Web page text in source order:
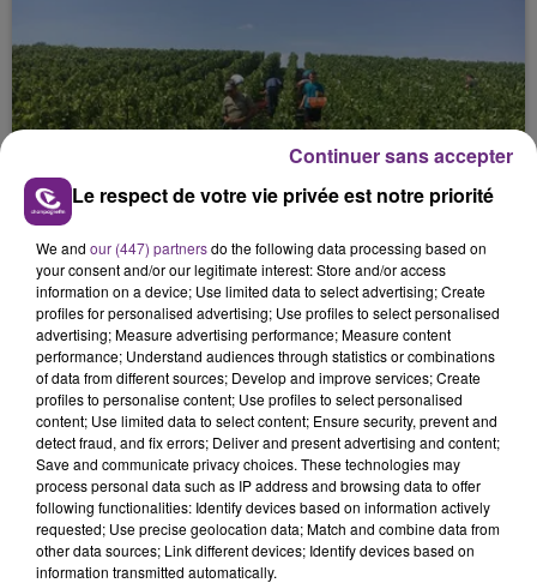
L'INSPECTION DU TRAVAIL RAPPELLE À
L'ORDRE SUR LES CONDITIONS DE...
Alors que les dates de début des vendange 2026
s'est avéré être plus précoce que prévu,
l'inspection du Travail en profite pour rappeler
les conditions de...
TITRES DIFFUSÉS
6h26
6h26 6h23
6h23
Le respect de votre vie privée est notre priorité
We and our (447) partnersdo the following data processing based on
your consent and/or our legitimate interest: Store and/or access
information on a device; Use limited data to select advertising; Create
profiles for personalised advertising; Use profiles to select personalised
advertising; Measure advertising performance; Measure content
performance; Understand audiences through statistics or combinations
of data from different sources; Develop and improve services; Create
profiles to personalise content; Use profiles to select personalised
content; Use limited data to select content; Ensure security, prevent and
detect fraud, and fix errors; Deliver and present advertising and content;
Save and communicate privacy choices. These technologies may
process personal data such as IP address and browsing data to offer
following functionalities: Identify devices based on information actively
requested; Use precise geolocation data; Match and combine data from
other data sources; Link different devices; Identify devices based on
information transmitted automatically.
Continuer sans accepter